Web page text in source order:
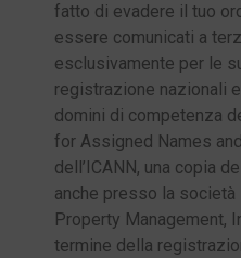
fatto di evadere il tuo
essere comunicati a
esclusivamente per le
registrazione nazionali
domini di competenza
for Assigned Names
dell’ICANN, una copia
anche presso la società
Property Management,
termine della